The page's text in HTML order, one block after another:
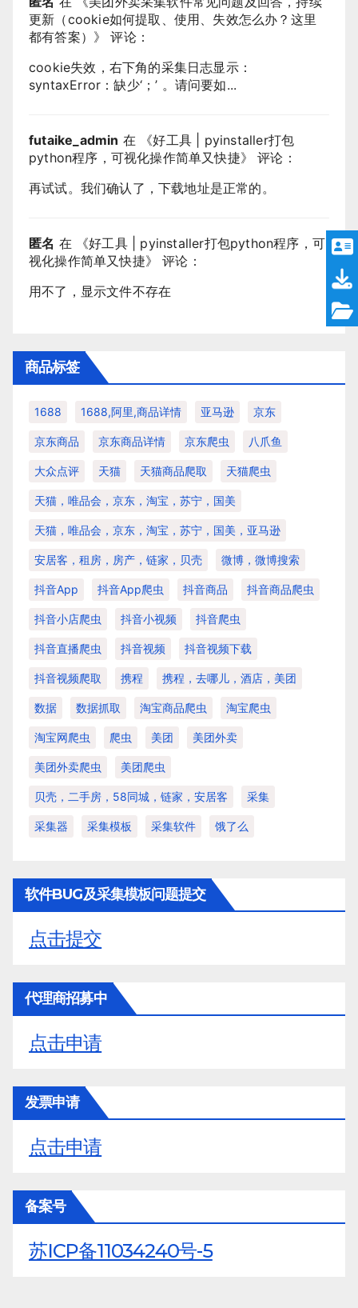
更新（cookie如何提取、使用、失效怎么办？这里
都有答案） 》 评论：
cookie失效，右下角的采集日志显示：
syntaxError：缺少‘；’ 。请问要如...
futaike_admin 在 《好工具 | pyinstaller打包
python程序，可视化操作简单又快捷》 评论：
再试试。我们确认了，下载地址是正常的。
匿名 在 《好工具 | pyinstaller打包python程序，可
视化操作简单又快捷》 评论：
用不了，显示文件不存在
商品标签
1688 1688,阿里,商品详情 亚马逊 京东
京东商品 京东商品详情 京东爬虫 八爪鱼
大众点评 天猫 天猫商品爬取 天猫爬虫
天猫，唯品会，京东，淘宝，苏宁，国美
天猫，唯品会，京东，淘宝，苏宁，国美，亚马逊
安居客，租房，房产，链家，贝壳 微博，微博搜索
抖音app 抖音app爬虫 抖音商品 抖音商品爬虫
抖音小店爬虫 抖音小视频 抖音爬虫
抖音直播爬虫 抖音视频 抖音视频下载
抖音视频爬取 携程 携程，去哪儿，酒店，美团
数据 数据抓取 淘宝商品爬虫 淘宝爬虫
淘宝网爬虫 爬虫 美团 美团外卖
美团外卖爬虫 美团爬虫
贝壳，二手房，58同城，链家，安居客 采集
采集器 采集模板 采集软件 饿了么
软件BUG及采集模板问题提交
点击提交
代理商招募中
点击申请
发票申请
点击申请
备案号
苏ICP备11034240号-5